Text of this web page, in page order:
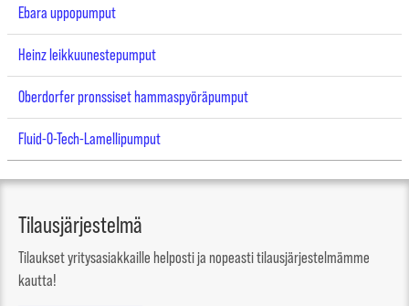
Ebara uppopumput
Heinz leikkuunestepumput
Oberdorfer pronssiset hammaspyöräpumput
Fluid-O-Tech-Lamellipumput
Tilausjärjestelmä
Tilaukset yritysasiakkaille helposti ja nopeasti tilausjärjestelmämme
kautta!